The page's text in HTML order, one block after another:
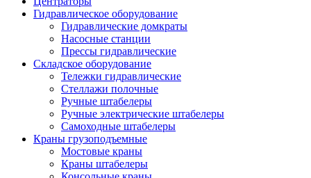
Гидравлическое оборудование
Гидравлические домкраты
Насосные станции
Прессы гидравлические
Складское оборудование
Тележки гидравлические
Cтеллажи полочные
Ручные штабелеры
Ручные электрические штабелеры
Самоходные штабелеры
Краны грузоподъемные
Мостовые краны
Краны штабелеры